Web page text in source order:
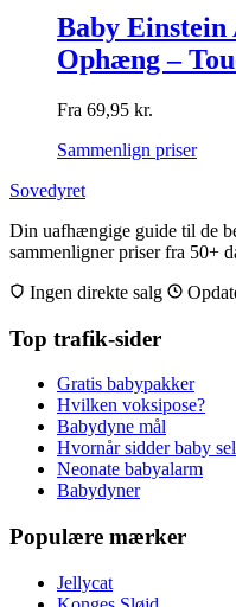
Baby
Ophæng –
Fra 69,95 kr.
Sammenlign priser
Sovedyret
Din uafhængige guide til de
sammenligner priser fra 50+
Ingen direkte salg
Top trafik-sider
Gratis babypakker
Hvilken voksipose?
Babydyne mål
Hvornår sidder baby
Neonate babyalarm
Babydyner
Populære mærker
Jellycat